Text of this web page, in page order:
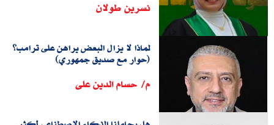
نسرين طولان
لماذا لا يزال البعض يراهن على ترامب؟
(حوار مع صديق جمهوري)
م/ حسام الدين على